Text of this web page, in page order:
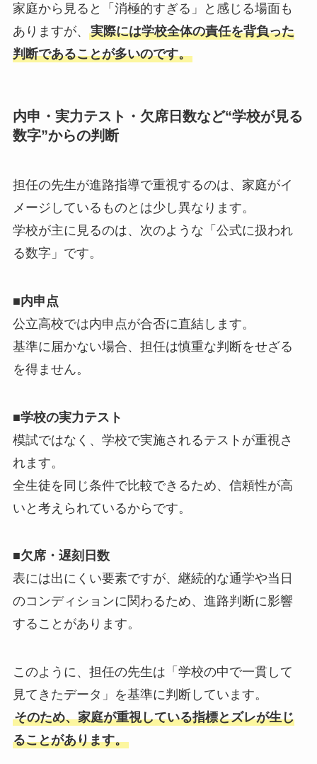
家庭から見ると「消極的すぎる」と感じる場面も
ありますが、 実際には学校全体の責任を背負った
判断であることが多いのです。
内申・実力テスト・欠席日数など“学校が見る
数字”からの判断
担任の先生が進路指導で重視するのは、家庭がイ
メージしているものとは少し異なります。
学校が主に見るのは、次のような「公式に扱われ
る数字」です。
■内申点
公立高校では内申点が合否に直結します。
基準に届かない場合、担任は慎重な判断をせざる
を得ません。
■学校の実力テスト
模試ではなく、学校で実施されるテストが重視さ
れます。
全生徒を同じ条件で比較できるため、信頼性が高
いと考えられているからです。
■欠席・遅刻日数
表には出にくい要素ですが、継続的な通学や当日
のコンディションに関わるため、進路判断に影響
することがあります。
このように、担任の先生は「学校の中で一貫して
見てきたデータ」を基準に判断しています。
そのため、家庭が重視している指標とズレが生じ
ることがあります。